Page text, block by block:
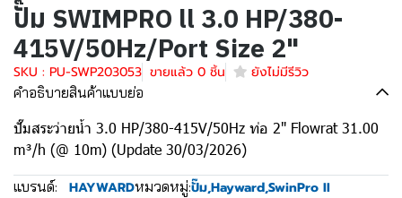
ปั๊ม SWIMPRO ll 3.0 HP/380-
415V/50Hz/Port Size 2"
SKU : PU-SWP203053 ขายแล้ว 0 ชิ้น ยังไม่มีรีวิว
คำอธิบายสินค้าแบบย่อ
ปั๊มสระว่ายน้ำ 3.0 HP/380-415V/50Hz ท่อ 2" Flowrat 31.00
m³/h (@ 10m) (Update 30/03/2026)
แบรนด์: HAYWARDหมวดหมู่:ปั๊ม,Hayward,SwinPro II